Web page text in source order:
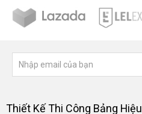
Thiết Kế Thi Công Bảng Hiệu